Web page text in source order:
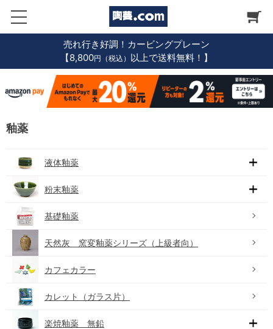
売れ行き好調！カービングプレーン
【8,800円（税込） 以上で送料無料！】
釉薬
液体釉薬
粉末釉薬
基礎釉薬
天然灰 窯変釉薬シリーズ（上級者向）
カフェカラー
カレット（ガラス片）
楽焼釉薬 無鉛